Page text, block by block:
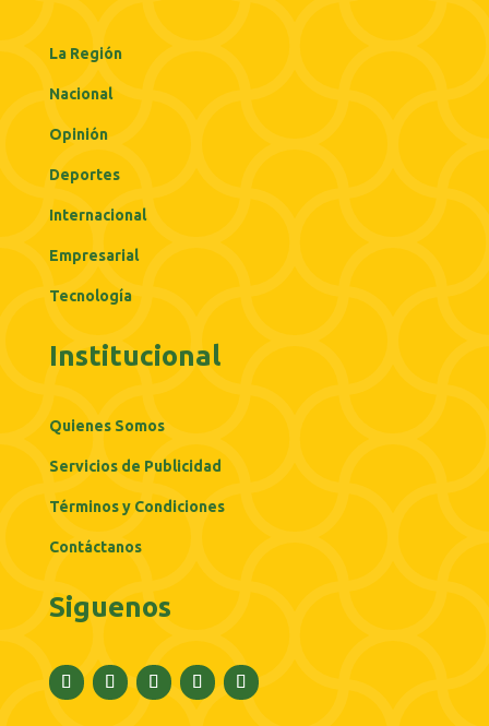
La Región
Nacional
Opinión
Deportes
Internacional
Empresarial
Tecnología
Institucional
Quienes Somos
Servicios de Publicidad
Términos y Condiciones
Contáctanos
Siguenos